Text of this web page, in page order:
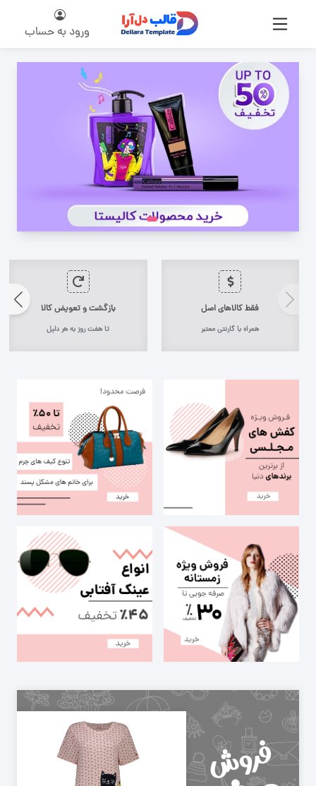
ورود به حساب
فقط کالاهای اصل
همراه با گارنتی معتبر
بازگشت و تعویض کالا
تا هفت روز به هر دلیل